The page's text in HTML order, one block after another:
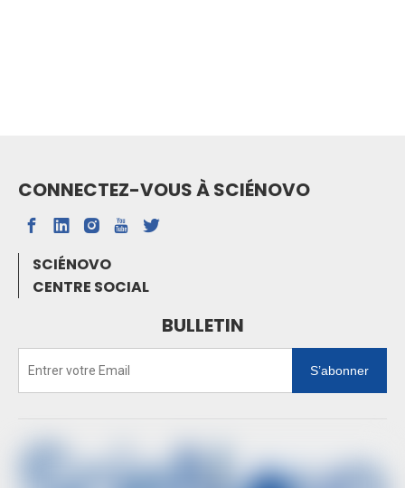
CONNECTEZ-VOUS À SCIÉNOVO
SCIÉNOVO
CENTRE SOCIAL
BULLETIN
S’abonner